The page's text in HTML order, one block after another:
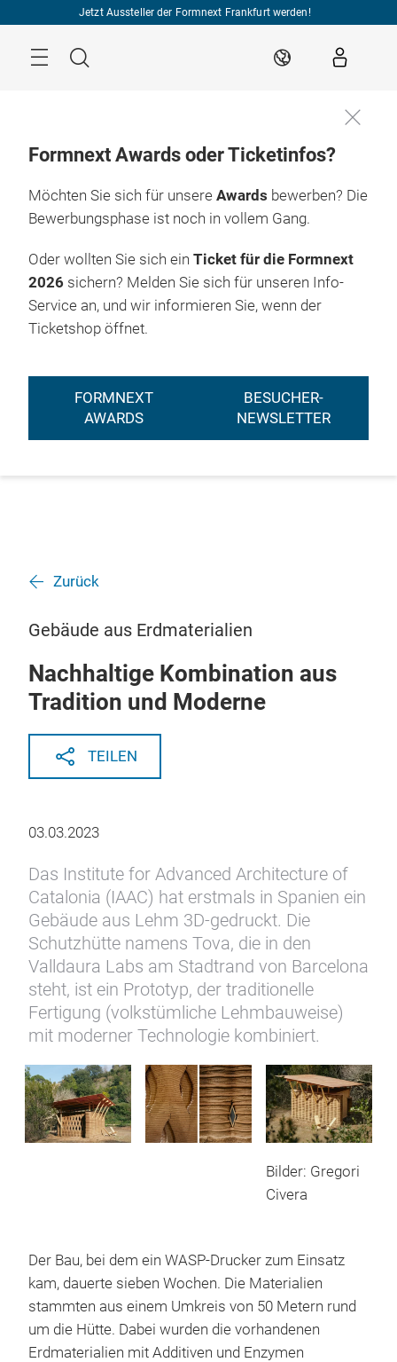
Jetzt Aussteller der Formnext Frankfurt werden!
Suche DE
Formnext Awards oder Ticketinfos?
Möchten Sie sich für unsere Awards bewerben? Die
Bewerbungsphase ist noch in vollem Gang.
Oder wollten Sie sich ein Ticket für die Formnext
2026 sichern? Melden Sie sich für unseren Info-
Service an, und wir informieren Sie, wenn der
Ticketshop öffnet.
FORMNEXT
AWARDS
BESUCHER-
NEWSLETTER
Zurück
Gebäude aus Erdmaterialien
Nachhaltige Kombination aus
Tradition und Moderne
TEILEN
03.03.2023
Das Institute for Advanced Architecture of
Catalonia (IAAC) hat erstmals in Spanien ein
Gebäude aus Lehm 3D-gedruckt. Die
Schutzhütte namens Tova, die in den
Valldaura Labs am Stadtrand von Barcelona
steht, ist ein Prototyp, der traditionelle
Fertigung (volkstümliche Lehmbauweise)
mit moderner Technologie kombiniert.
Bilder: Gregori
Civera
Der Bau, bei dem ein WASP-Drucker zum Einsatz
kam, dauerte sieben Wochen. Die Materialien
stammten aus einem Umkreis von 50 Metern rund
um die Hütte. Dabei wurden die vorhandenen
Erdmaterialien mit Additiven und Enzymen